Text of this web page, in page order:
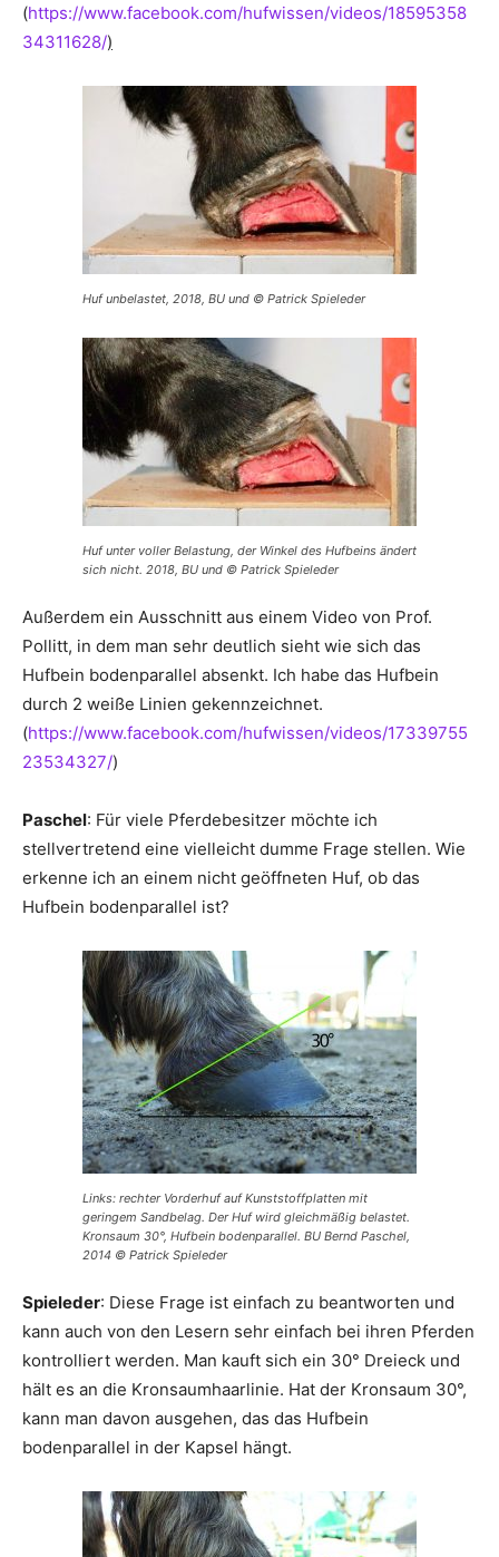
(https://www.facebook.com/hufwissen/videos/18595358
34311628/)
Huf unbelastet, 2018, BU und © Patrick Spieleder
Huf unter voller Belastung, der Winkel des Hufbeins ändert
sich nicht. 2018, BU und © Patrick Spieleder
Außerdem ein Ausschnitt aus einem Video von Prof.
Pollitt, in dem man sehr deutlich sieht wie sich das
Hufbein bodenparallel absenkt. Ich habe das Hufbein
durch 2 weiße Linien gekennzeichnet.
(https://www.facebook.com/hufwissen/videos/17339755
23534327/)
Paschel: Für viele Pferdebesitzer möchte ich
stellvertretend eine vielleicht dumme Frage stellen. Wie
erkenne ich an einem nicht geöffneten Huf, ob das
Hufbein bodenparallel ist?
Links: rechter Vorderhuf auf Kunststoffplatten mit
geringem Sandbelag. Der Huf wird gleichmäßig belastet.
Kronsaum 30°, Hufbein bodenparallel. BU Bernd Paschel,
2014 © Patrick Spieleder
Spieleder: Diese Frage ist einfach zu beantworten und
kann auch von den Lesern sehr einfach bei ihren Pferden
kontrolliert werden. Man kauft sich ein 30° Dreieck und
hält es an die Kronsaumhaarlinie. Hat der Kronsaum 30°,
kann man davon ausgehen, das das Hufbein
bodenparallel in der Kapsel hängt.